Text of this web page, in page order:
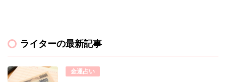
ライターの最新記事
金運占い